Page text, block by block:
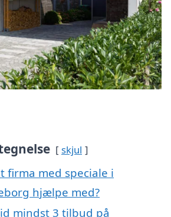
skjul
firma med speciale i
hjælpe med?
mindst 3 tilbud på